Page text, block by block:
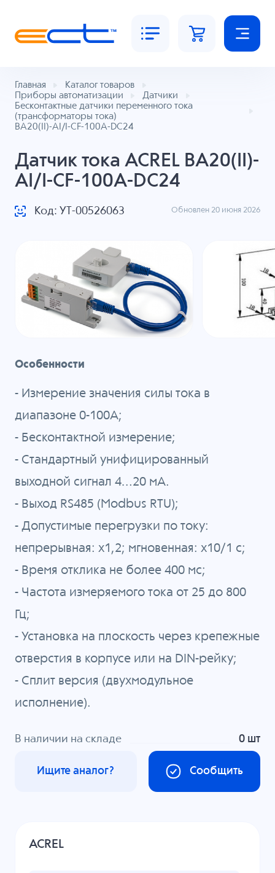
Главная
Каталог товаров
Приборы автоматизации
Датчики
Бесконтактные датчики переменного тока
(трансформаторы тока)
BA20(II)-AI/I-CF-100A-DC24
Датчик тока ACREL BA20(II)-
AI/I-CF-100A-DC24
Код: УТ-00526063 Обновлен 20 июня 2026
Особенности
- Измерение значения cилы тока в
диапазоне 0-100A;
- Бесконтактной измерение;
- Стандартный унифицированный
выходной сигнал 4…20 мА.
- Выход RS485 (Modbus RTU);
- Допустимые перегрузки по току:
непрерывная: х1,2; мгновенная: х10/1 с;
- Время отклика не более 400 мс;
- Частота измеряемого тока от 25 до 800
Гц;
- Установка на плоскость через крепежные
отверстия в корпусе или на DIN-рейку;
- Сплит версия (двухмодульное
исполнение).
В наличии на складе 0 шт
Сообщить
Ищите аналог?
ACREL